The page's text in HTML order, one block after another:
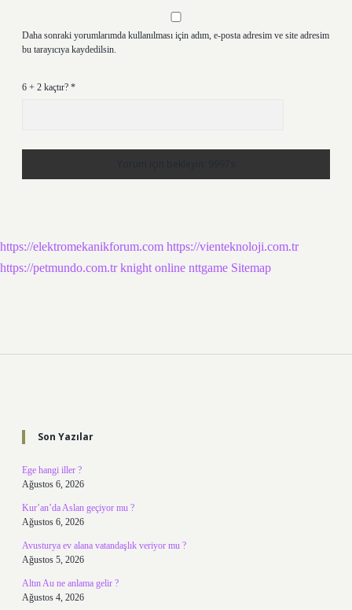
Daha sonraki yorumlarımda kullanılması için adım, e-posta adresim ve site adresim
bu tarayıcıya kaydedilsin.
6 + 2 kaçtır? *
https://elektromekanikforum.com https://vienteknoloji.com.tr
https://petmundo.com.tr knight online nttgame Sitemap
Son Yazılar
Ege hangi iller ?
Ağustos 6, 2026
Kur’an’da Aslan geçiyor mu ?
Ağustos 6, 2026
Avusturya ev alana vatandaşlık veriyor mu ?
Ağustos 5, 2026
Altın Au ne anlama gelir ?
Ağustos 4, 2026